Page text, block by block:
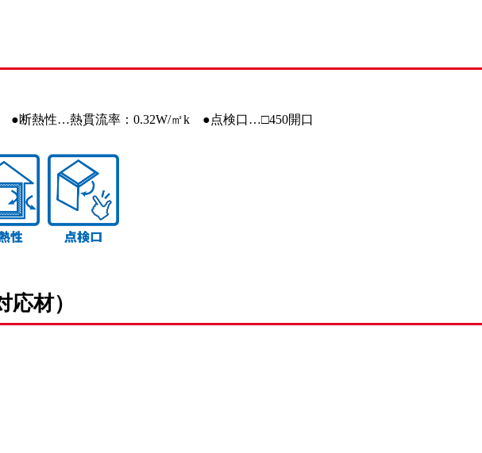
断熱性…熱貫流率：0.32W/㎡k ●点検口…□450開口
材）